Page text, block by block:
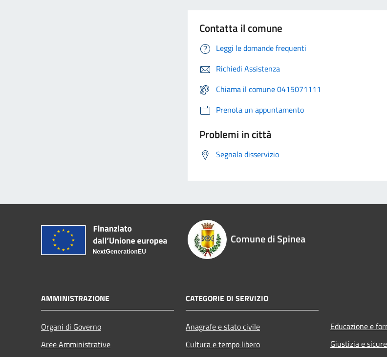
Contatta il comune
Leggi le domande frequenti
Richiedi Assistenza
Chiama il comune 0415071111
Prenota un appuntamento
Problemi in città
Segnala disservizio
Comune di Spinea
AMMINISTRAZIONE
Organi di Governo
Aree Amministrative
CATEGORIE DI SERVIZIO
Anagrafe e stato civile
Cultura e tempo libero
Educazione e
Giustizia e